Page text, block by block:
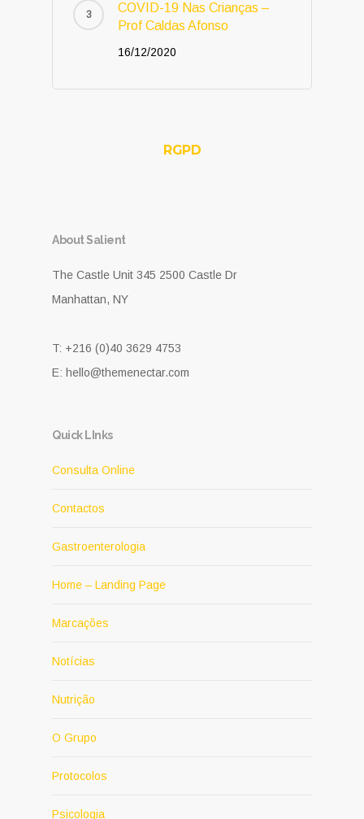
COVID-19 Nas Crianças –
Prof Caldas Afonso
16/12/2020
RGPD
About Salient
The Castle Unit 345 2500 Castle Dr
Manhattan, NY
T: +216 (0)40 3629 4753
E: hello@themenectar.com
Quick LInks
Consulta Online
Contactos
Gastroenterologia
Home – Landing Page
Marcações
Notícias
Nutrição
O Grupo
Protocolos
Psicologia